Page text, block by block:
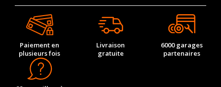
Paiement en
plusieurs fois
Livraison
gratuite
6000 garages
partenaires